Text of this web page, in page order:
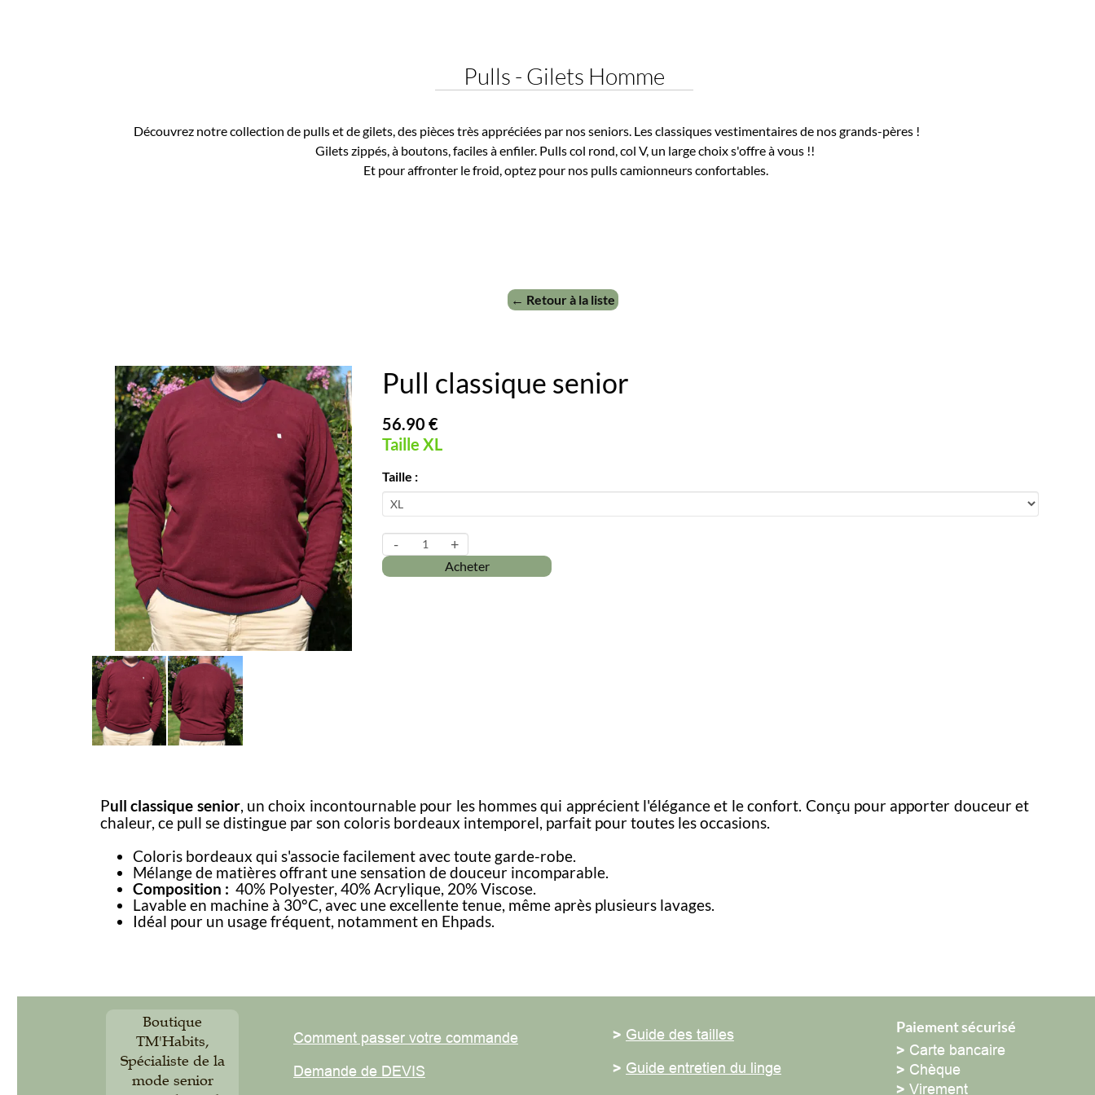
Comment passer votre commande
Demande de DEVIS
Guide des tailles
Guide entretien du linge
Paiement sécurisé
Boutique
TM'Habits,
Spécialiste de la
mode senior
Carte bancaire
Chèque
Virement
Pulls - Gilets Homme
Découvrez notre collection de pulls et de gilets, des pièces très appréciées par nos seniors. Les classiques vestimentaires de nos grands-pères !
Gilets zippés, à boutons, faciles à enfiler. Pulls col rond, col V, un large choix s'offre à vous !!
Et pour affronter le froid, optez pour nos pulls camionneurs confortables.
← Retour à la liste
Pull classique senior
56.90 €
Taille XL
Taille :
Acheter
ull classique senior, un choix incontournable pour les hommes qui apprécient l'élégance et le confort. Conçu pour apporter douceur et
chaleur, ce pull se distingue par son coloris bordeaux intemporel, parfait pour toutes les occasions.
Coloris bordeaux qui s'associe facilement avec toute garde-robe.
Mélange de matières offrant une sensation de douceur incomparable.
Composition :40% Polyester, 40% Acrylique, 20% Viscose.
Lavable en machine à 30°C, avec une excellente tenue, même après plusieurs lavages.
Idéal pour un usage fréquent, notamment en Ehpads.